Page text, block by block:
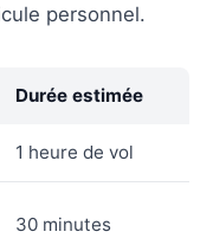
personnel.
Durée estimée
1 heure de vol
30 minutes